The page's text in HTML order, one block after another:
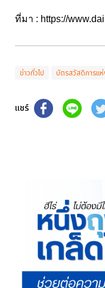
ที่มา : https://
ข่าวทั่วไป บัตรสวัสดิการแ
แชร์